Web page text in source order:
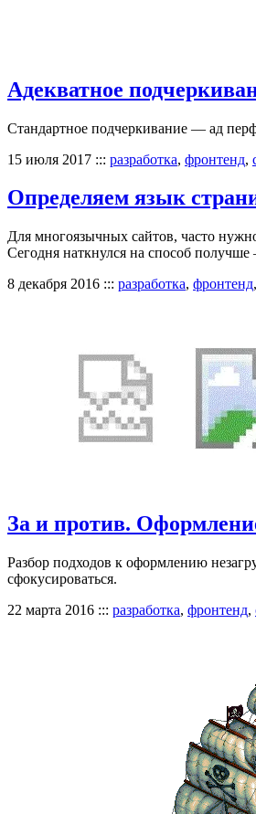
Адекватное
Стандартное подчеркивание — ад
15 июля 2017 ::: разработка, фронтенд,
Определяем язык
Для многоязычных сайтов, часто
Сегодня наткнулся на способ
8 декабря 2016 ::: разработка, фронтенд,
За и против.
Разбор подходов к оформлению
сфокусироваться.
22 марта 2016 ::: разработка, фронтенд,